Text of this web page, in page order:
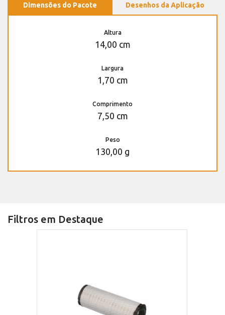
Dimensões do Pacote Desenhos da Aplicação
Altura
14,00 cm
Largura
1,70 cm
Comprimento
7,50 cm
Peso
130,00 g
Filtros em Destaque